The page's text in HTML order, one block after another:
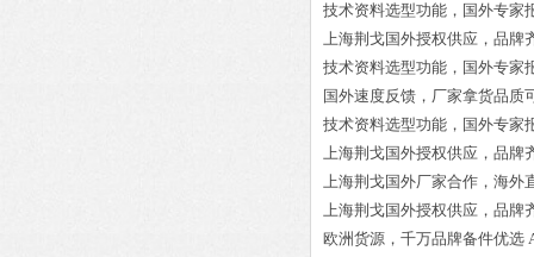
技术资料选型功能，国外专家
上海荆戈国外授权供应，品牌
技术资料选型功能，国外专家
国外速度反馈，厂家拿货品质
技术资料选型功能，国外专家
上海荆戈国外授权供应，品牌
上海荆戈国外厂家合作，海外
上海荆戈国外授权供应，品牌
欧洲货源，千万品牌备件优选